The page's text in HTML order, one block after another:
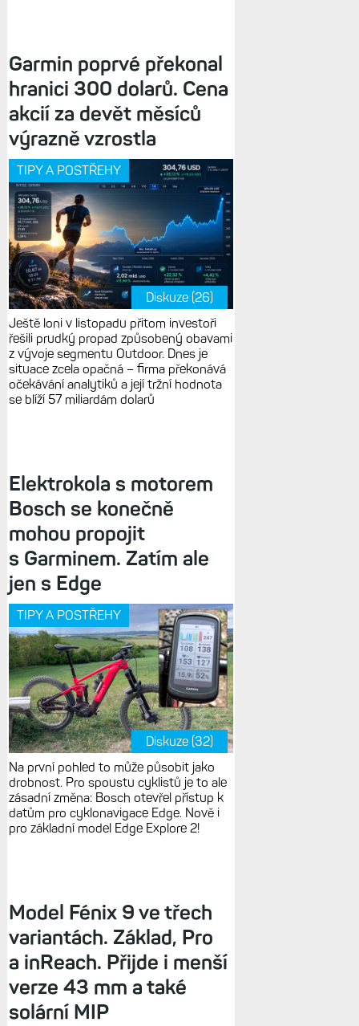
Garmin poprvé překonal
hranici 300 dolarů. Cena
akcií za devět měsíců
výrazně vzrostla
TIPY A POSTŘEHY
Diskuze (26)
Ještě loni v listopadu přitom investoři
řešili prudký propad způsobený obavami
z vývoje segmentu Outdoor. Dnes je
situace zcela opačná – firma překonává
očekávání analytiků a její tržní hodnota
se blíží 57 miliardám dolarů
Elektrokola s motorem
Bosch se konečně
mohou propojit
s Garminem. Zatím ale
jen s Edge
TIPY A POSTŘEHY
Diskuze (32)
Na první pohled to může působit jako
drobnost. Pro spoustu cyklistů je to ale
zásadní změna: Bosch otevřel přístup k
datům pro cyklonavigace Edge. Nově i
pro základní model Edge Explore 2!
Model Fénix 9 ve třech
variantách. Základ, Pro
a inReach. Přijde i menší
verze 43 mm a také
solární MIP